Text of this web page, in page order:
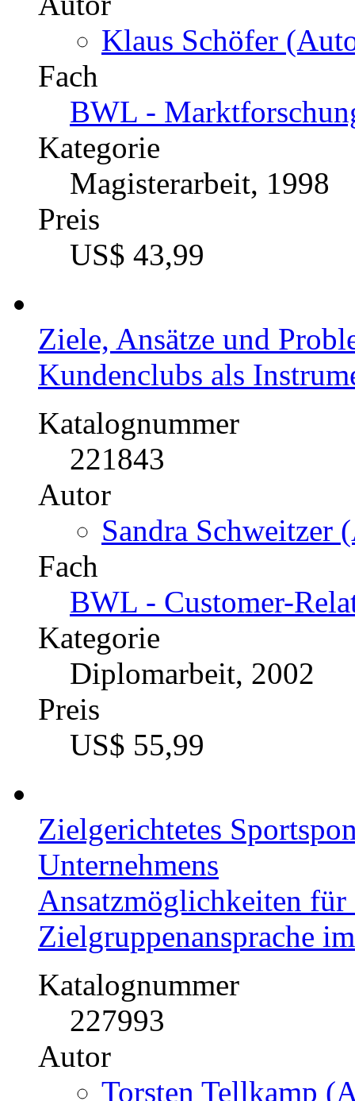
Klaus Schöfer
Fach
BWL -
Kategorie
Magisterarbeit, 1998
Preis
US$ 43,99
Ziele, Ansätze und
Kundenclubs als
Katalognummer
221843
Autor
Sandra Schweitzer
Fach
BWL - Customer-
Kategorie
Diplomarbeit, 2002
Preis
US$ 55,99
Zielgerichtetes
Unternehmens
Ansatzmöglichkeiten für
Zielgruppenansprache
Katalognummer
227993
Autor
Torsten Tellkamp